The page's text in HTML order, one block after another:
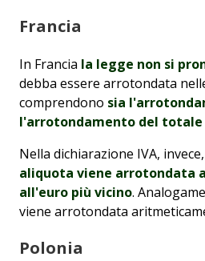
Francia
In Francia la legge non si
debba essere arrotondata
comprendono sia
l'arrotondamento del totale
Nella dichiarazione IVA, invece,
aliquota viene arrotondata
all'euro più vicino.
viene arrotondata
Polonia